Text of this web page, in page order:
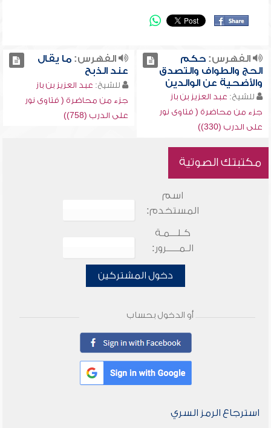
الفهرس:حكم
الحج والطواف والتصدق
والأضحية عن الوالدين
للشيخ: عبد العزيز بن باز
جزء من محاضرة ( فتاوى نور
على الدرب (330))
الفهرس:ما يقال
عند الذبح
للشيخ: عبد العزيز بن باز
جزء من محاضرة ( فتاوى نور
على الدرب (758))
مكتبتك الصوتية
اسم
المستخدم:
كـلـــمـة
الـمـــــرور:
دخول المشتركين
أو الدخول بحساب
استرجاع الرمز السري